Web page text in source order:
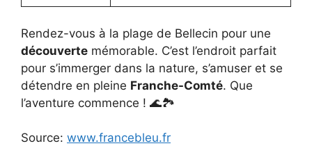
Rendez-vous à la plage de Bellecin pour une
découverte mémorable. C’est l’endroit parfait
pour s’immerger dans la nature, s’amuser et se
détendre en pleine Franche-Comté. Que
l’aventure commence ! 🌊🏞️
Source: www.francebleu.fr